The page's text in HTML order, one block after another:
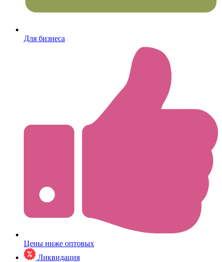
Для бизнеса
Цены ниже оптовых
Ликвидация